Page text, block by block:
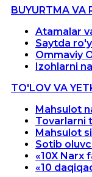
BUYURTMA VA
Atamalar
Saytda
Ommaviy
Izohlarni
TO'LOV VA
Mahsulot
Tovarlarni
Mahsulot
Sotib
«10X Narx
«10